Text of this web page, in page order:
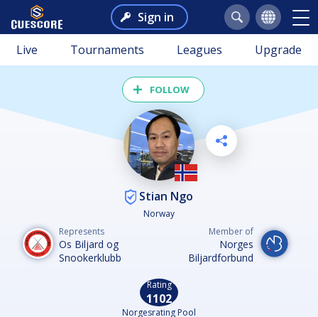
Sign in
Live Tournaments Leagues Upgrade
FOLLOW
Stian Ngo
Norway
Represents
Os Biljard og
Snookerklubb
Member of
Norges
Biljardforbund
Rating
1102
Norgesrating Pool